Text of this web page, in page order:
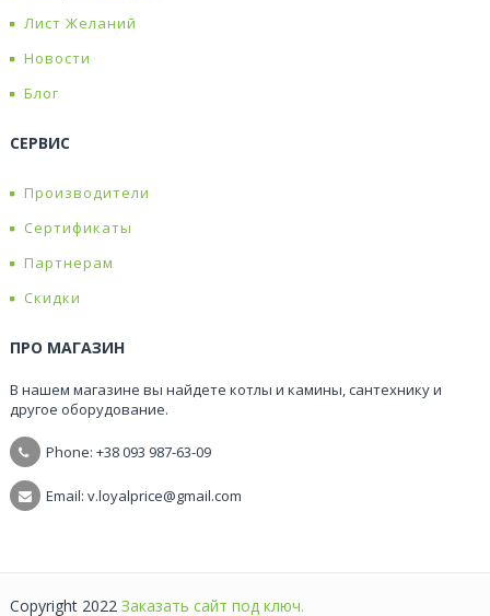
Лист Желаний
Новости
Блог
СЕРВИС
Производители
Сертификаты
Партнерам
Скидки
ПРО МАГАЗИН
В нашем магазине вы найдете котлы и камины, сантехнику и
другое оборудование.
Phone: +38093 987-63-09
Email: v.loyalprice@gmail.com
Copyright 2022 Заказать сайт под ключ.